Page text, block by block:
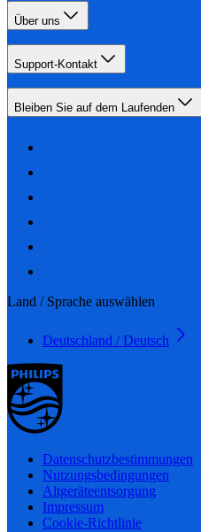
Über uns
Support-Kontakt
Bleiben Sie auf dem Laufenden
Land / Sprache auswählen
Deutschland / Deutsch
Datenschutzbestimmungen
Nutzungsbedingungen
Altgeräteentsorgung
Impressum
Cookie-Richtlinie